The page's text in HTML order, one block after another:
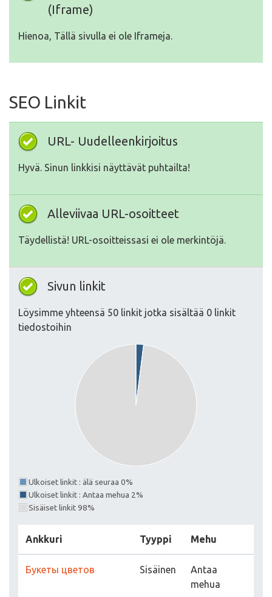
(Iframe)
Hienoa, Tällä sivulla ei ole Iframeja.
SEO Linkit
URL- Uudelleenkirjoitus
Hyvä. Sinun linkkisi näyttävät puhtailta!
Alleviivaa URL-osoitteet
Täydellistä! URL-osoitteissasi ei ole merkintöjä.
Sivun linkit
Löysimme yhteensä 50 linkit jotka sisältää 0 linkit
tiedostoihin
Ulkoiset linkit : älä seuraa 0%
Ulkoiset linkit : Antaa mehua 2%
Sisäiset linkit 98%
Ankkuri Tyyppi Mehu
Букеты цветов Sisäinen
Antaa
mehua